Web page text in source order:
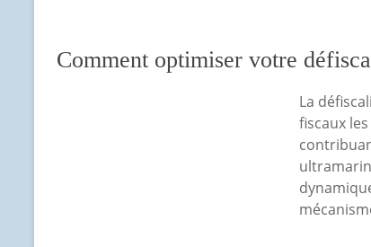
Comment optimiser votre
La
fiscaux